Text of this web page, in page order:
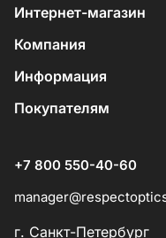
Интернет-магазин
Компания
Информация
Покупателям
+7 800 550-40-60
г. Санкт-Петербург